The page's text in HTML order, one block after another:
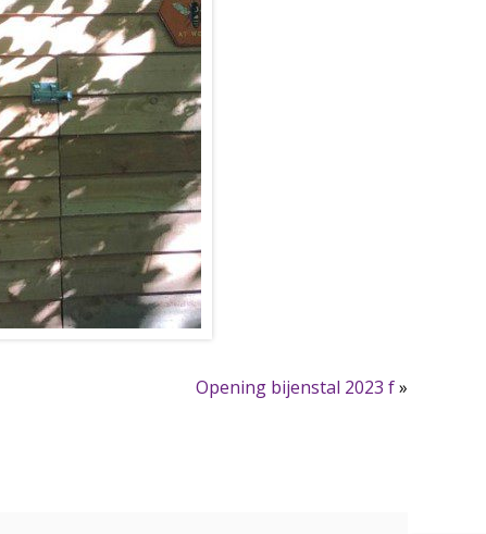
Opening bijenstal 2023 f»